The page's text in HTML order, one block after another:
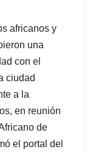
africanos y
una
con el
ciudad
a la
en reunión
de
el portal del